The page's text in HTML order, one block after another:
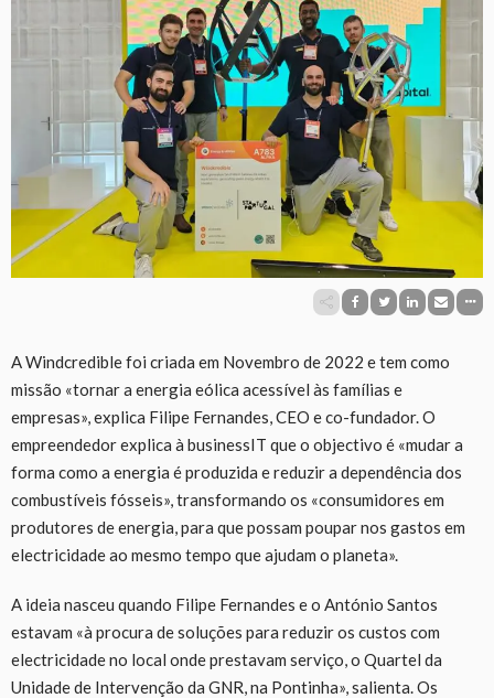
A Windcredible foi criada em Novembro de 2022 e tem como
missão «tornar a energia eólica acessível às famílias e
empresas», explica Filipe Fernandes, CEO e co-fundador. O
empreendedor explica à businessIT que o objectivo é «mudar a
forma como a energia é produzida e reduzir a dependência dos
combustíveis fósseis», transformando os «consumidores em
produtores de energia, para que possam poupar nos gastos em
electricidade ao mesmo tempo que ajudam o planeta».
A ideia nasceu quando Filipe Fernandes e o António Santos
estavam «à procura de soluções para reduzir os custos com
electricidade no local onde prestavam serviço, o Quartel da
Unidade de Intervenção da GNR, na Pontinha», salienta. Os